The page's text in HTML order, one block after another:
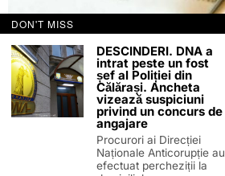
DON'T MISS
DESCINDERI. DNA a
intrat peste un fost
șef al Poliției din
Călărași. Ancheta
vizează suspiciuni
privind un concurs de
angajare
Procurori ai Direcției
Naționale Anticorupție au
efectuat percheziții la